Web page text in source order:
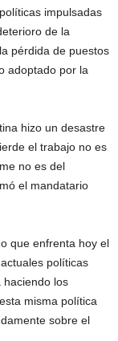
impulsadas
de la
pérdida de puestos
adoptado por la
hizo un desastre
el trabajo no es
no es del
el mandatario
que enfrenta hoy el
políticas
haciendo los
misma política
sobre el